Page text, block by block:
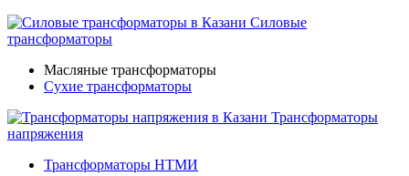
Силовые
трансформаторы
Масляные трансформаторы
Сухие трансформаторы
Трансформаторы
напряжения
Трансформаторы НТМИ